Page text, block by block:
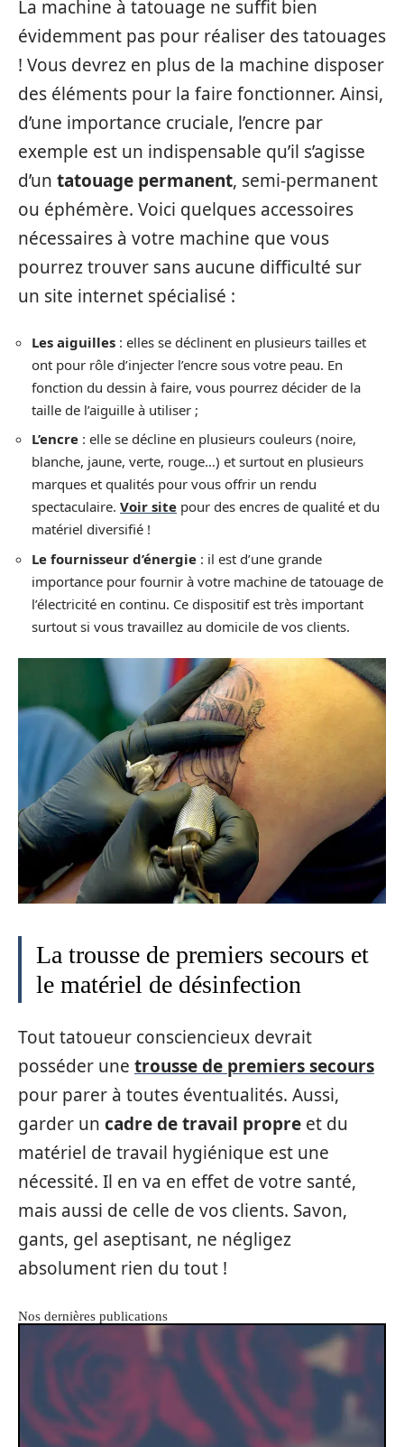
La machine à tatouage ne suffit bien
évidemment pas pour réaliser des tatouages
! Vous devrez en plus de la machine disposer
des éléments pour la faire fonctionner. Ainsi,
d’une importance cruciale, l’encre par
exemple est un indispensable qu’il s’agisse
d’un tatouage permanent, semi-permanent
ou éphémère. Voici quelques accessoires
nécessaires à votre machine que vous
pourrez trouver sans aucune difficulté sur
un site internet spécialisé :
Les aiguilles : elles se déclinent en plusieurs tailles et
ont pour rôle d’injecter l’encre sous votre peau. En
fonction du dessin à faire, vous pourrez décider de la
taille de l’aiguille à utiliser ;
L’encre : elle se décline en plusieurs couleurs (noire,
blanche, jaune, verte, rouge…) et surtout en plusieurs
marques et qualités pour vous offrir un rendu
spectaculaire. Voir site pour des encres de qualité et du
matériel diversifié !
Le fournisseur d’énergie : il est d’une grande
importance pour fournir à votre machine de tatouage de
l’électricité en continu. Ce dispositif est très important
surtout si vous travaillez au domicile de vos clients.
La trousse de premiers secours et
le matériel de désinfection
Tout tatoueur consciencieux devrait
posséder une trousse de premiers secours
pour parer à toutes éventualités. Aussi,
garder un cadre de travail propre et du
matériel de travail hygiénique est une
nécessité. Il en va en effet de votre santé,
mais aussi de celle de vos clients. Savon,
gants, gel aseptisant, ne négligez
absolument rien du tout !
Nos dernières publications